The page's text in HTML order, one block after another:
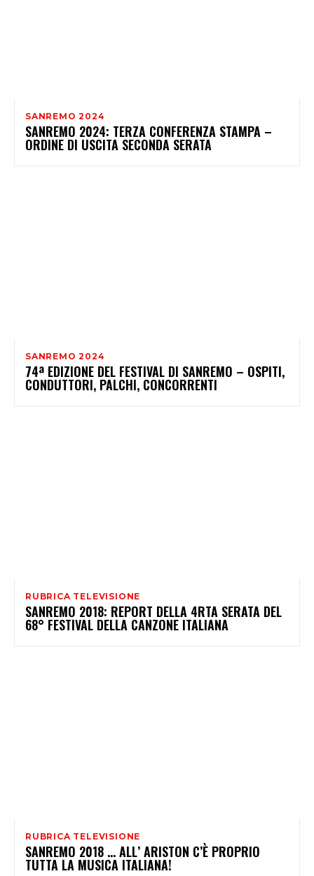
SANREMO 2024
SANREMO 2024: TERZA CONFERENZA STAMPA –
ORDINE DI USCITA SECONDA SERATA
SANREMO 2024
74ª EDIZIONE DEL FESTIVAL DI SANREMO – OSPITI,
CONDUTTORI, PALCHI, CONCORRENTI
RUBRICA TELEVISIONE
SANREMO 2018: REPORT DELLA 4RTA SERATA DEL
68° FESTIVAL DELLA CANZONE ITALIANA
RUBRICA TELEVISIONE
SANREMO 2018 … ALL’ ARISTON C’È PROPRIO
TUTTA LA MUSICA ITALIANA!